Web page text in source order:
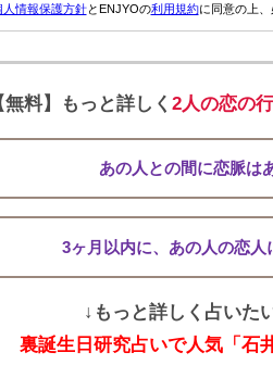
人情報保護方針とENJYOの利用規約に同意の上、
料】もっと詳しく2人の恋の
あの人との間に恋脈は
3ヶ月以内に、あの人の恋人
↓もっと詳しく占いた
裏誕生日研究占いで人気「石